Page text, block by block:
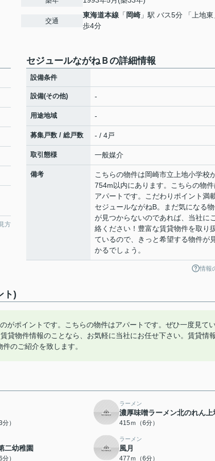
交通
東海道本線 「 岡崎 」駅 バス5分 「上地
歩4分
方
セジュールながねＢの詳細情報
設備条件
設備(その他) -
用途地域 -
募集戸数 / 総戸数 - / 4戸
取引態様 一般媒介
備考
こちらの物件は岡崎市立上地小学校
754m以内にあります。こちらの物件
アパートです。こだわりポイント満
セジュールながねB。まだ気になる
が見つからないのであれば、当社に
絡ください！豊富な賃貸物件を取り
ているので、きっと希望する物件が
かるでしょう。
情報
ト)
がポイントです。こちらの物件はアパートです。ぜひ一度見て
貸物件情報のことなら、お気軽に当社にお任せ下さい。賃貸情
のご紹介を致します。
）
ラーメン
濃厚味噌ラーメン北のれん上
415ｍ（6分）
二幼稚園
）
ラーメン
風月
477ｍ（6分）